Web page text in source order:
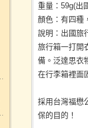
重量：59g(出
顏色：有四種
說明：出國旅
旅行箱一打開
備。泛達思衣
在行李箱裡面
採用台灣福懋
保的目的！